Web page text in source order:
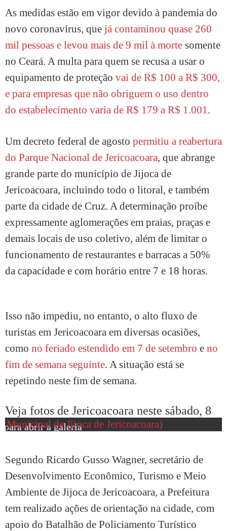
As medidas estão em vigor devido à pandemia do
novo coronavírus, que já contaminou quase 260
mil pessoas e levou mais de 9 mil à morte somente
no Ceará. A multa para quem se recusa a usar o
equipamento de proteção vai de R$ 100 a R$ 300,
e para empresas que não obriguem o uso dentro
do estabelecimento varia de R$ 179 a R$ 1.001.
Um decreto federal de agosto permitiu a reabertura
do Parque Nacional de Jericoacoara, que abrange
grande parte do município de Jijoca de
Jericoacoara, incluindo todo o litoral, e também
parte da cidade de Cruz. A determinação proíbe
expressamente aglomerações em praias, praças e
demais locais de uso coletivo, além de limitar o
funcionamento de restaurantes e barracas a 50%
da capacidade e com horário entre 7 e 18 horas.
Isso não impediu, no entanto, o alto fluxo de
turistas em Jericoacoara em diversas ocasiões,
como no feriado estendido em 7 de setembro e no
fim de semana seguinte. A situação está se
repetindo neste fim de semana.
Veja fotos de Jericoacoara neste sábado, 8
abrir a galeria
Segundo Ricardo Gusso Wagner, secretário de
Desenvolvimento Econômico, Turismo e Meio
Ambiente de Jijoca de Jericoacoara, a Prefeitura
tem realizado ações de orientação na cidade, com
apoio do Batalhão de Policiamento Turístico